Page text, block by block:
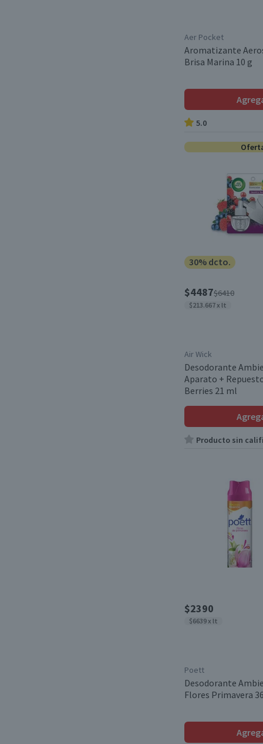
Aer Pocket
Aromatizante
Brisa Marina 10 g
5.0
30% dcto.
$4487$6410
$213.667 x lt
Air Wick
Desodorante
Aparato +
Berries 21 ml
Producto sin
$2390
$6639 x lt
Poett
Desodorante
Flores Primavera